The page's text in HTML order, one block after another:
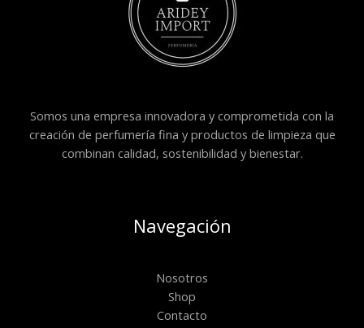
Somos una empresa innovadora y comprometida con la
creación de perfumería fina y productos de limpieza que
combinan calidad, sostenibilidad y bienestar.
Navegación
Nosotros
Shop
Contacto